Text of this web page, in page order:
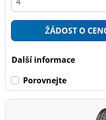
ŽÁDOST O
Další informace
Porovnejte